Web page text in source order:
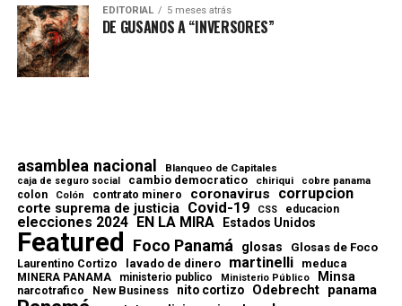
EDITORIAL 5 meses atrás
DE GUSANOS A “INVERSORES”
asamblea nacional Blanqueo de Capitales
caja de seguro social cambio democratico chiriqui cobre panama
colon Colón contrato minero coronavirus corrupcion
corte suprema de justicia Covid-19 CSS educacion
elecciones 2024 EN LA MIRA Estados Unidos
Featured Foco Panamá glosas Glosas de Foco
Laurentino Cortizo lavado de dinero martinelli meduca
MINERA PANAMA ministerio publico Ministerio Público Minsa
narcotrafico New Business nito cortizo Odebrecht panama